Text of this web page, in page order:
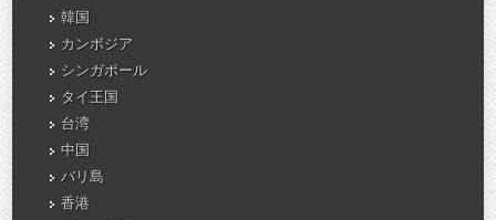
韓国
カンボジア
シンガポール
タイ王国
台湾
中国
バリ島
香港